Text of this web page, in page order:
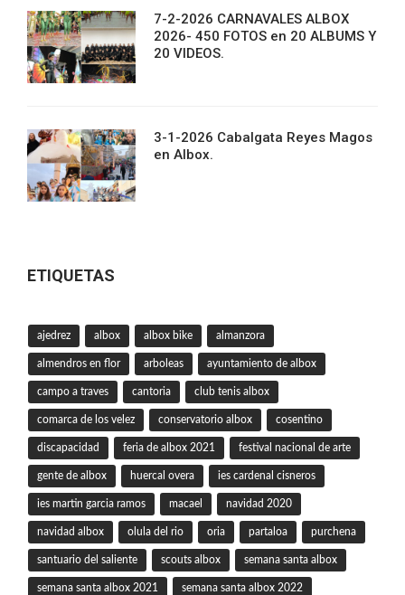
7-2-2026 CARNAVALES ALBOX
2026- 450 FOTOS en 20 ALBUMS Y
20 VIDEOS.
3-1-2026 Cabalgata Reyes Magos
en Albox.
ETIQUETAS
ajedrez albox albox bike almanzora
almendros en flor arboleas ayuntamiento de albox
campo a traves cantoria club tenis albox
comarca de los velez conservatorio albox cosentino
discapacidad feria de albox 2021 festival nacional de arte
gente de albox huercal overa ies cardenal cisneros
ies martin garcia ramos macael navidad 2020
navidad albox olula del rio oria partaloa purchena
santuario del saliente scouts albox semana santa albox
semana santa albox 2021 semana santa albox 2022